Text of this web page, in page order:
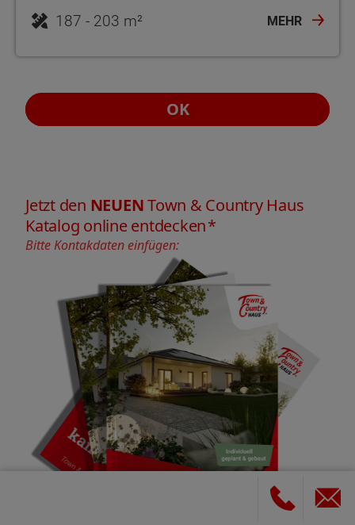
187 - 203 m² MEHR